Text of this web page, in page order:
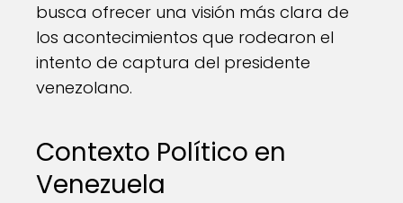
busca ofrecer una visión más clara de
los acontecimientos que rodearon el
intento de captura del presidente
venezolano.
Contexto Político en
Venezuela